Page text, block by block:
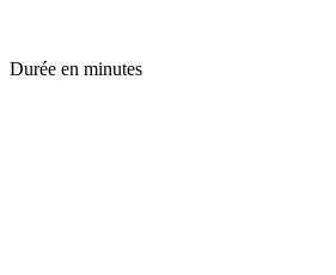
Durée en minutes